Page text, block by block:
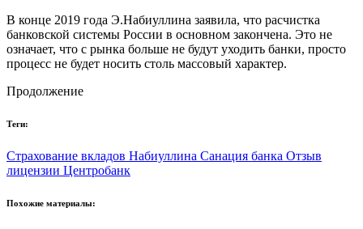
В конце 2019 года Э.Набиуллина заявила, что расчистка
банковской системы России в основном закончена. Это не
означает, что с рынка больше не будут уходить банки, просто
процесс не будет носить столь массовый характер.
Продолжение
Теги:
Страхование вкладов Набиуллина Санация банка Отзыв
лицензии Центробанк
Похожие материалы: